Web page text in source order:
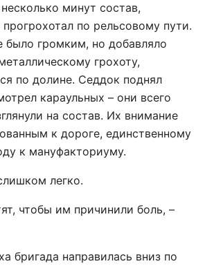
минут состав,
по рельсовому пути.
было громким, но добавляло
грохоту,
по долине. Седдок поднял
караульных – они всего
на состав. Их внимание
к дороге, единственному
к мануфакториуму.
легко.
чтобы им причинили боль, –
бригада направилась вниз по